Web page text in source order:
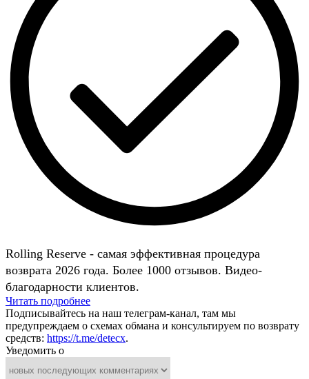
Rolling Reserve - самая эффективная процедура
возврата 2026 года. Более 1000 отзывов. Видео-
благодарности клиентов.
Читать подробнее
Подписывайтесь на наш телеграм-канал, там мы
предупреждаем о схемах обмана и консультируем по возврату
средств: https://t.me/detecx.
Уведомить о